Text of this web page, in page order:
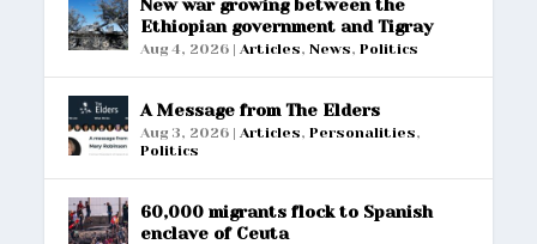
New war growing between the
Ethiopian government and Tigray
Aug 4, 2026 | Articles,News,Politics
A Message from The Elders
Aug 3, 2026 | Articles,Personalities,
Politics
60,000 migrants flock to Spanish
enclave of Ceuta